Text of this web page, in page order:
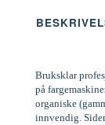
Bruksklar
på
organiske
innvendig.